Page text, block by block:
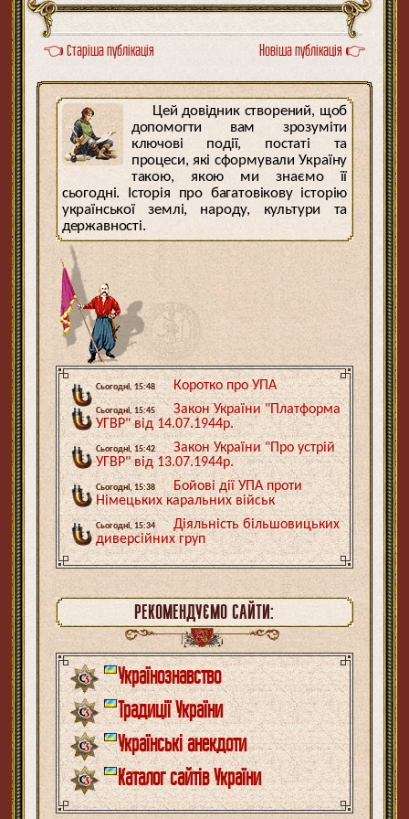
👈 Старіша публікація Новіша публікація 👉
Цей довідник створений, щоб
допомогти вам зрозуміти
ключові події, постаті та
процеси, які сформували Україну
такою, якою ми знаємо її
сьогодні. Історія про багатовікову історію
української землі, народу, культури та
державності.
Сьогодні, 15:48 Коротко про УПА
Сьогодні, 15:45
Закон України "Платформа
УГВР" від 14.07.1944р.
Сьогодні, 15:42
Закон України "Про устрій
УГВР" від 13.07.1944р.
Сьогодні, 15:38
Бойові дії УПА проти
Німецьких каральних військ
Сьогодні, 15:34
Діяльність більшовицьких
диверсійних груп
РЕКОМЕНДУЄМО САЙТИ:
Українознавство
Традиції України
Українські анекдоти
Каталог сайтів України